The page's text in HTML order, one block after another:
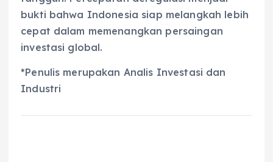
bukti bahwa Indonesia siap melangkah lebih
cepat dalam memenangkan persaingan
investasi global.
*Penulis merupakan Analis Investasi dan
Industri